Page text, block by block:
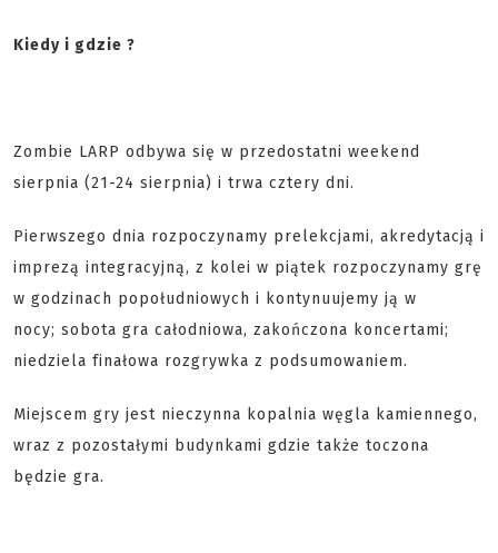
Kiedy i gdzie ?
Zombie LARP odbywa się w przedostatni weekend
sierpnia (21-24 sierpnia) i trwa cztery dni.
Pierwszego dnia rozpoczynamy prelekcjami, akredytacją i
imprezą integracyjną, z kolei w piątek rozpoczynamy grę
w godzinach popołudniowych i kontynuujemy ją w
nocy; sobota gra całodniowa, zakończona koncertami;
niedziela finałowa rozgrywka z podsumowaniem.
Miejscem gry jest nieczynna kopalnia węgla kamiennego,
wraz z pozostałymi budynkami gdzie także toczona
będzie gra.